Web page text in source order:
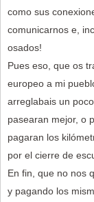
como sus
comunicarnos e,
osados!
Pues eso, que os
europeo a mi
arreglabais un
pasearan mejor, o
pagaran los
por el cierre de
En fin, que no nos
y pagando los